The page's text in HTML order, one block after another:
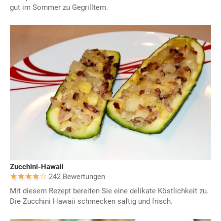
gut im Sommer zu Gegrilltem.
Zucchini-Hawaii
242 Bewertungen
Mit diesem Rezept bereiten Sie eine delikate Köstlichkeit zu.
Die Zucchini Hawaii schmecken saftig und frisch.